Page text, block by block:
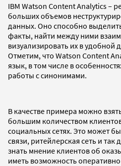
IBM Watson Content Analytics –
больших объемов
данных. Оно способно
факты, найти между ними
визуализировать их в удобной
Отметим, что Watson Content
язык, в том числе в
работы с синонимами.
В качестве примера можно
большим количеством
социальных сетях. Это может
связи, ритейлерская сеть и так
знать мнение клиентов об
иметь возможность